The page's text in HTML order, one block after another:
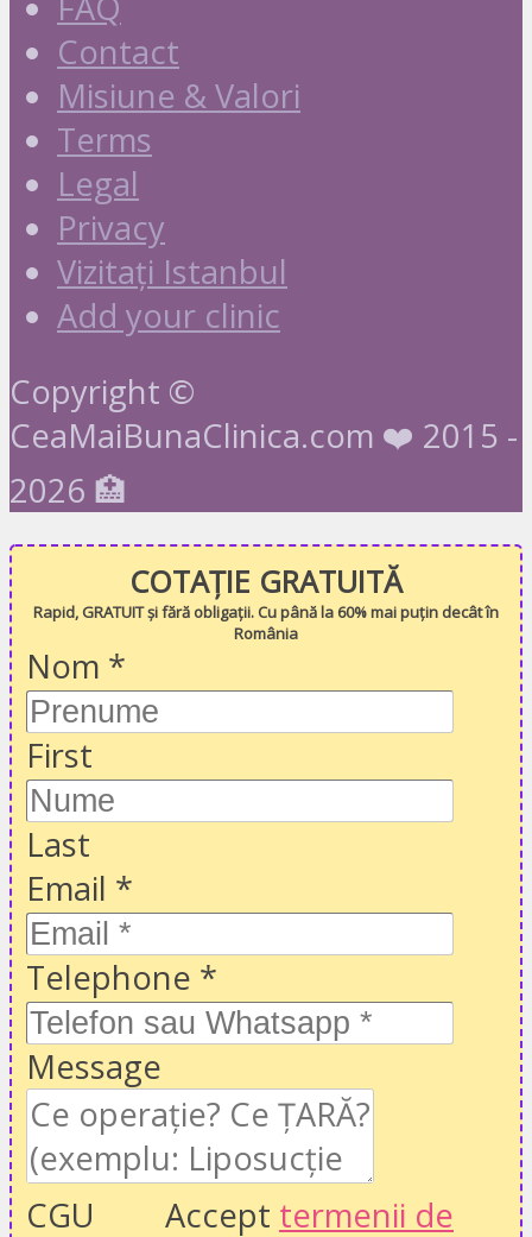
Contact
Misiune & Valori
Terms
Legal
Privacy
Vizitați Istanbul
Add your clinic
Copyright ©
CeaMaiBunaClinica.com ❤️ 2015 -
2026 🏥
COTAȚIE GRATUITĂ
Rapid, GRATUIT și fără obligații. Cu până la 60% mai puțin decât în
România
Nom *
First
Last
Email *
Telephone *
Message
CGU Accept termenii de